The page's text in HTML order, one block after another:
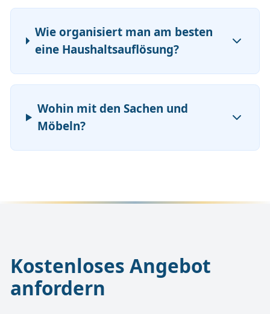
Wie organisiert man am besten
eine Haushaltsauflösung?
Wohin mit den Sachen und
Möbeln?
Kostenloses Angebot
anfordern